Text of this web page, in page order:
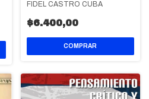
FIDEL CASTRO CUBA
$6.400,00